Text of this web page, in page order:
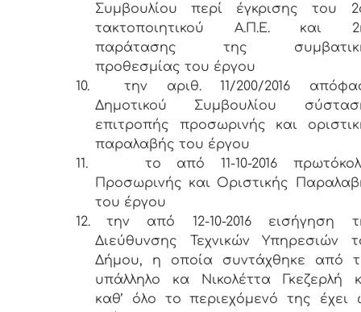
Συμβουλίου περί έγκρισης του
τακτοποιητικού Α.Π.Ε. και
παράτασης της
προθεσμίας του έργου
10.
την αριθ. 11/200/2016
Δημοτικού Συμβουλίου
επιτροπής προσωρινής και
παραλαβής του έργου
11.
το από 11-10-2016
Προσωρινής και Οριστικής
του έργου
12.
την από 12-10-2016 εισήγηση
Διεύθυνσης Τεχνικών Υπηρεσιών
Δήμου, η οποία συντάχθηκε από
υπάλληλο κα Νικολέττα Γκεζερλή
καθ’ όλο το περιεχόμενό της έχει